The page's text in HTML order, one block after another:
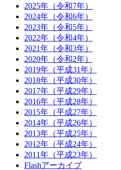
2025年（令和7年）
2024年（令和6年）
2023年（令和5年）
2022年（令和4年）
2021年（令和3年）
2020年（令和2年）
2019年（平成31年）
2018年（平成30年）
2017年（平成29年）
2016年（平成28年）
2015年（平成27年）
2014年（平成26年）
2013年（平成25年）
2012年（平成24年）
2011年（平成23年）
Flashアーカイブ